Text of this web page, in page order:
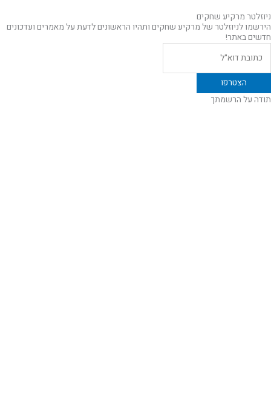
ניוזלטר מרקיע שחקים
הירשמו לניוזלטר של מרקיע שחקים ותהיו הראשונים לדעת על מאמרים ועדכונים
חדשים באתר!
תודה על הרשמתך